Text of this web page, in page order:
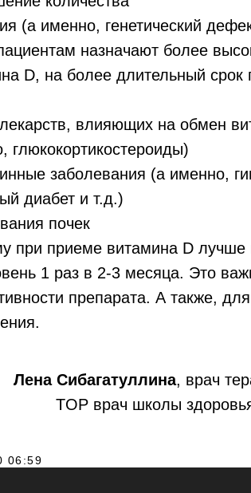
(а именно, генетический
назначают более
D, на более длительный срок
влияющих на обмен
глюкокортикостероиды)
заболевания (а именно,
диабет и т.д.)
почек
при приеме витамина D лучше
1 раз в 2-3 месяца. Это
препарата. А также,
Лена Сибагатуллина, врач
TOP врач школы
06:59